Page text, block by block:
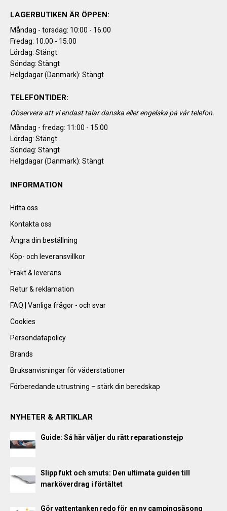
LAGERBUTIKEN ÄR ÖPPEN:
Måndag - torsdag: 10:00 - 16:00
Fredag: 10.00 - 15.00
Lördag: Stängt
Söndag: Stängt
Helgdagar (Danmark): Stängt
TELEFONTIDER:
Observera att vi endast talar danska eller engelska på vår telefon.
Måndag - fredag: 11:00 - 15:00
Lördag: Stängt
Söndag: Stängt
Helgdagar (Danmark): Stängt
INFORMATION
Hitta oss
Kontakta oss
Ångra din beställning
Köp- och leveransvillkor
Frakt & leverans
Retur & reklamation
FAQ | Vanliga frågor - och svar
Cookies
Persondatapolicy
Brands
Bruksanvisningar för väderstationer
Förberedande utrustning – stärk din beredskap
NYHETER & ARTIKLAR
Guide: Så här väljer du rätt reparationstejp
Slipp fukt och smuts: Den ultimata guiden till
marköverdrag i förtältet
Gör vattentanken redo för en ny campingsäsong